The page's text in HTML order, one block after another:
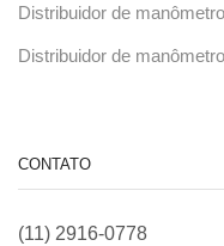
Distribuidor de
Distribuidor de
CONTATO
(11) 2916-0778